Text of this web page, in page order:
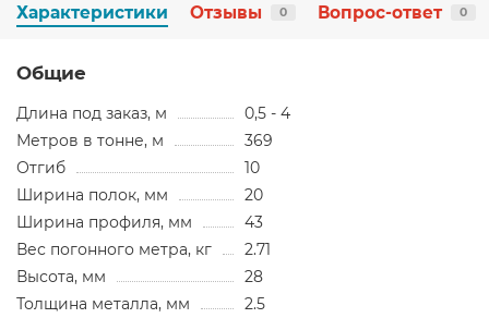
Характеристики Отзывы 0 Вопрос-ответ 0
Общие
Длина под заказ, м
0,5 - 4
Метров в тонне, м
369
Отгиб
10
Ширина полок, мм
20
Ширина профиля, мм
43
Вес погонного метра, кг
2.71
Высота, мм
28
Толщина металла, мм
2.5